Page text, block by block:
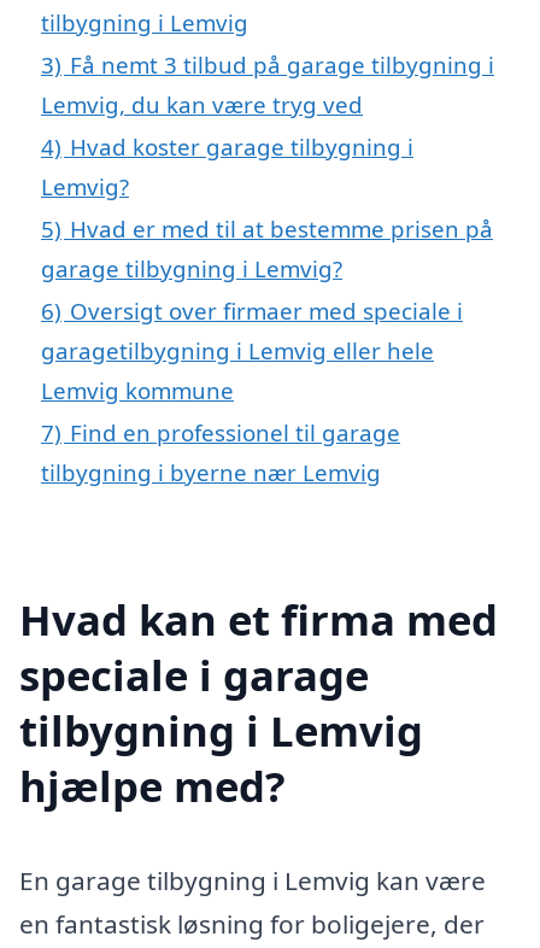
tilbygning i Lemvig
3) Få nemt 3 tilbud på garage tilbygning i
Lemvig, du kan være tryg ved
4) Hvad koster garage tilbygning i
Lemvig?
5) Hvad er med til at bestemme prisen på
garage tilbygning i Lemvig?
6) Oversigt over firmaer med speciale i
garagetilbygning i Lemvig eller hele
Lemvig kommune
7) Find en professionel til garage
tilbygning i byerne nær Lemvig
Hvad kan et firma med
speciale i garage
tilbygning i Lemvig
hjælpe med?
En garage tilbygning i Lemvig kan være
en fantastisk løsning for boligejere, der